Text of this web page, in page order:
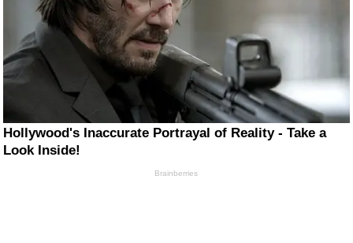
Hollywood's Inaccurate Portrayal of Reality - Take a
Look Inside!
Brainberries